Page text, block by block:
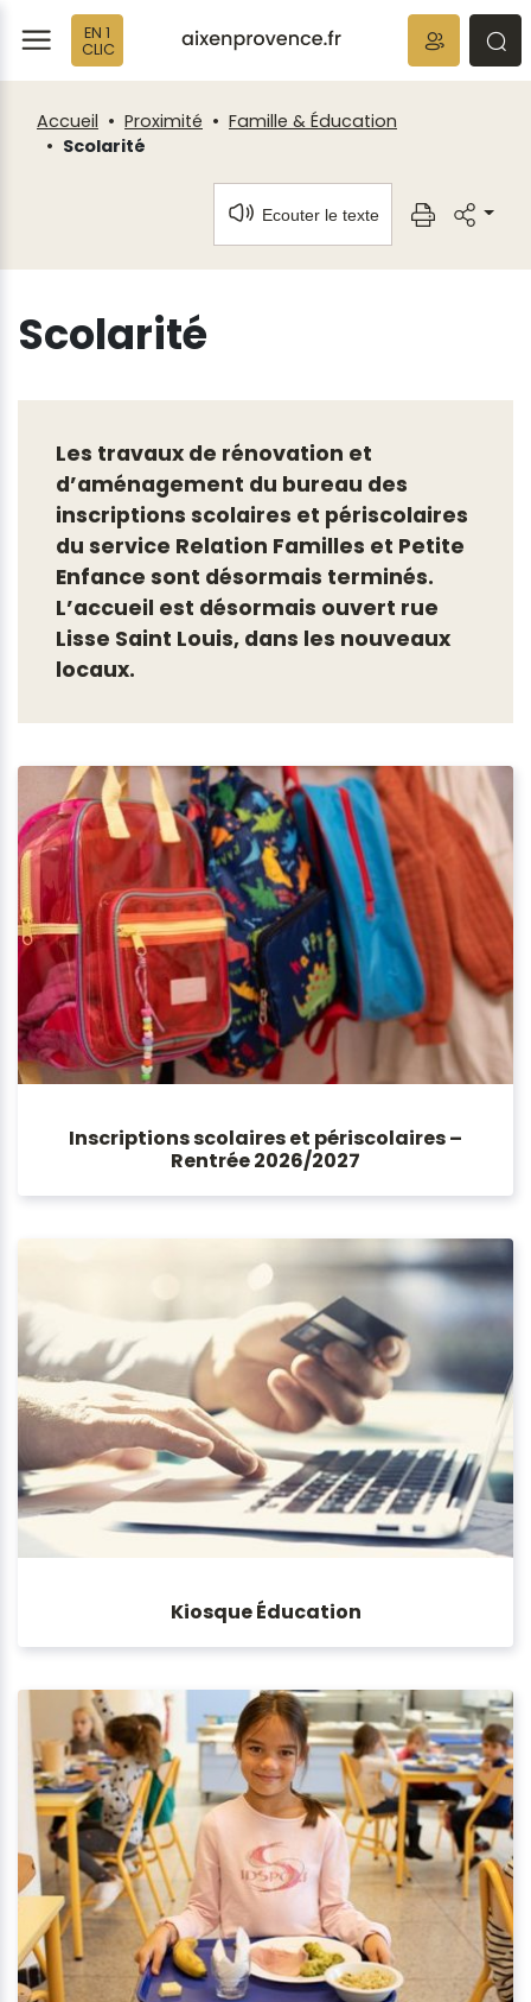
EN 1
CLIC
Accueil Proximité
Famille & Éducation
Scolarité
Ecouter le texte
Scolarité
Les travaux de rénovation et
d’aménagement du bureau des
inscriptions scolaires et périscolaires
du service Relation Familles et Petite
Enfance sont désormais terminés.
L’accueil est désormais ouvert rue
Lisse Saint Louis, dans les nouveaux
locaux.
Inscriptions scolaires et périscolaires –
Rentrée 2026/2027
Kiosque Éducation
Fenêtre
de
chat
Panneau de gestion des cookies